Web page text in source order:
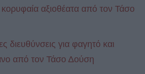
αξιοθέατα από τον Τάσο
διευθύνσεις για φαγητό και
από τον Τάσο Δούση